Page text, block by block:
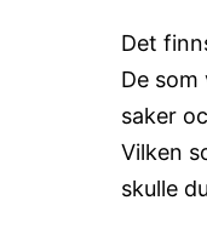
Det
De
saker
Vilken
skulle